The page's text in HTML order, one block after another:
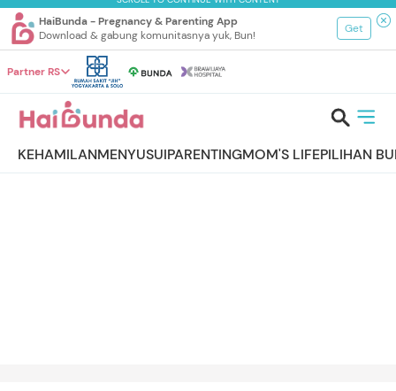
HaiBunda - Pregnancy & Parenting App
Download & gabung komunitasnya yuk, Bun!
Get
Partner RS
KEHAMILANMENYUSUIPARENTINGMOM'S LIFEPILIHAN